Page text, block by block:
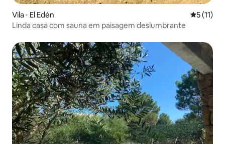
Vila ⋅ El Edén 5 de uma
5 (11)
Linda casa com sauna em paisagem deslumbrante